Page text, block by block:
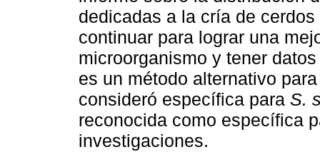
dedicadas a la cría de
continuar para lograr una
microorganismo y tener
es un método alternativo
consideró específica para S.
reconocida como específica
investigaciones.